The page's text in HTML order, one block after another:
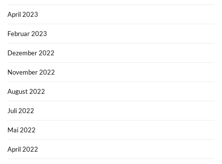
April 2023
Februar 2023
Dezember 2022
November 2022
August 2022
Juli 2022
Mai 2022
April 2022